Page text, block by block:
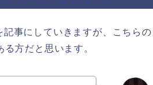
事にしていきますが、こちらの
方だと思います。